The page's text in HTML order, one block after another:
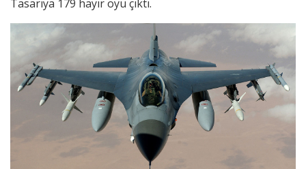
Tasarıya 179 hayır oyu çıktı.